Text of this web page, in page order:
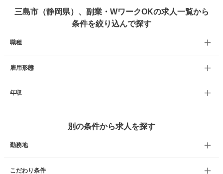
三島市（静岡県）、副業・WワークOKの求人一覧から
条件を絞り込んで探す
職種
雇用形態
年収
別の条件から求人を探す
勤務地
こだわり条件